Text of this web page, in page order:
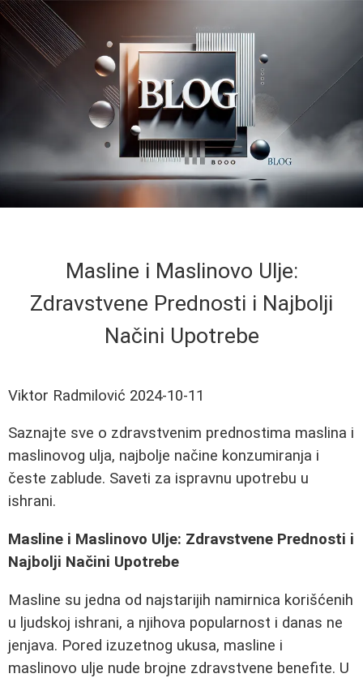
Masline i Maslinovo Ulje:
Zdravstvene Prednosti i Najbolji
Načini Upotrebe
Viktor Radmilović 2024-10-11
Saznajte sve o zdravstvenim prednostima maslina i
maslinovog ulja, najbolje načine konzumiranja i
česte zablude. Saveti za ispravnu upotrebu u
ishrani.
Masline i Maslinovo Ulje: Zdravstvene Prednosti i
Najbolji Načini Upotrebe
Masline su jedna od najstarijih namirnica korišćenih
u ljudskoj ishrani, a njihova popularnost i danas ne
jenjava. Pored izuzetnog ukusa, masline i
maslinovo ulje nude brojne zdravstvene benefite. U